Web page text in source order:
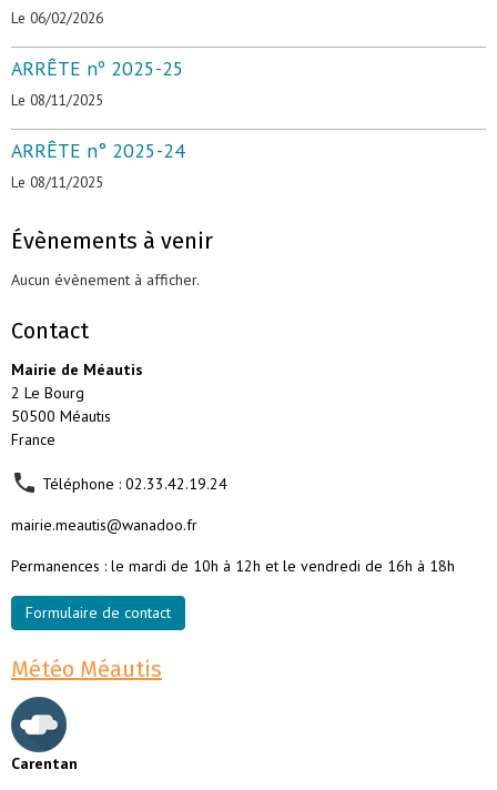
Le 06/02/2026
ARRÊTE nº 2025-25
Le 08/11/2025
ARRÊTE n° 2025-24
Le 08/11/2025
Évènements à venir
Aucun évènement à afficher.
Contact
Mairie de Méautis
2 Le Bourg
50500 Méautis
France
Téléphone : 02.33.42.19.24
mairie.meautis@wanadoo.fr
Permanences : le mardi de 10h à 12h et le vendredi de 16h à 18h
Formulaire de contact
Météo Méautis
Carentan